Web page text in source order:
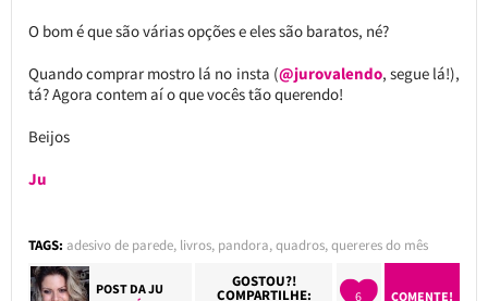
O bom é que são várias opções e eles são baratos, né?
Quando comprar mostro lá no insta (@jurovalendo, segue lá!),
tá? Agora contem aí o que vocês tão querendo!
Beijos
Ju
TAGS: adesivo de parede, livros, pandora,quadros,quereres do mês
POST DAJU
GOSTOU?!
COMPARTILHE: 6
COMENTE!